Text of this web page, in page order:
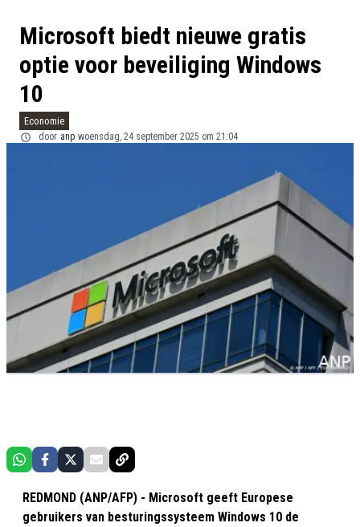
Microsoft biedt nieuwe gratis
optie voor beveiliging Windows
10
Economie
door anp woensdag, 24 september 2025 om 21:04
REDMOND (ANP/AFP) - Microsoft geeft Europese
gebruikers van besturingssysteem Windows 10 de